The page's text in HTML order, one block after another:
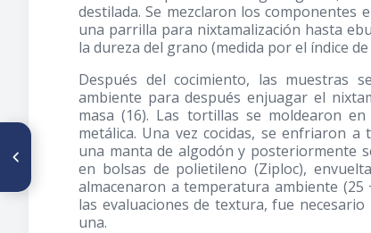
destilada. Se mezclaron los componentes
una parrilla para nixtamalización hasta
la dureza del grano (medida por el índice
Después del cocimiento, las muestras
ambiente para después enjuagar el
masa (16). Las tortillas se moldearon
metálica. Una vez cocidas, se enfriaron
una manta de algodón y posteriormente
en bolsas de polietileno (Ziploc),
almacenaron a temperatura ambiente
las evaluaciones de textura, fue
una.
ARTÍCULO ANTERIOR
Efecto de la acetilación y
oxidación sobre algunas
propiedades del almidón de
semillas de Fruto de pan
(Artocarpus altilis)